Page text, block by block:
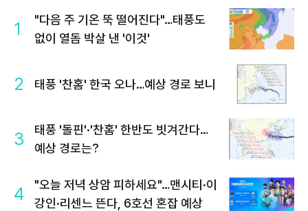
1
"다음 주 기온 뚝 떨어진다"…태풍도
없이 열돔 박살 낸 '이것'
2 태풍 '찬홈' 한국 오나…예상 경로 보니
3
태풍 '돌핀'·'찬홈' 한반도 빗겨간다…
예상 경로는?
4
"오늘 저녁 상암 피하세요"…맨시티·이
강인·리센느 뜬다, 6호선 혼잡 예상